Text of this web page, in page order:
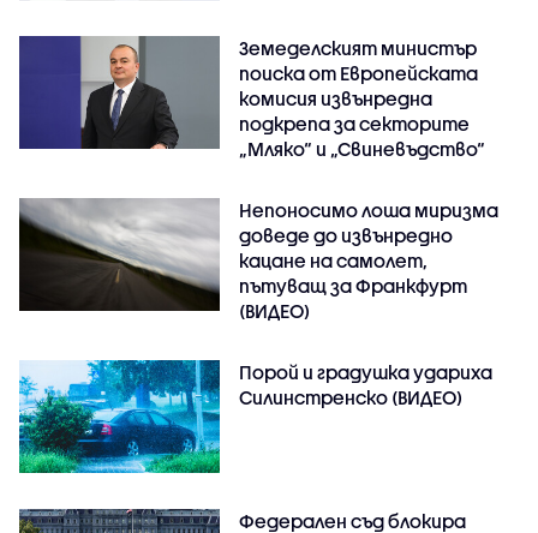
Земеделският министър
поиска от Европейската
комисия извънредна
подкрепа за секторите
„Мляко“ и „Свиневъдство“
Непоносимо лоша миризма
доведе до извънредно
кацане на самолет,
пътуващ за Франкфурт
(ВИДЕО)
Порой и градушка удариха
Силинстренско (ВИДЕО)
Федерален съд блокира